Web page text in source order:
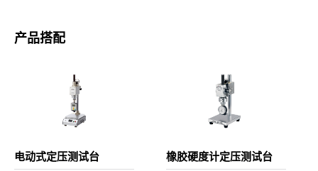
产品搭配
电动式定压测试台 橡胶硬度计定压测试台